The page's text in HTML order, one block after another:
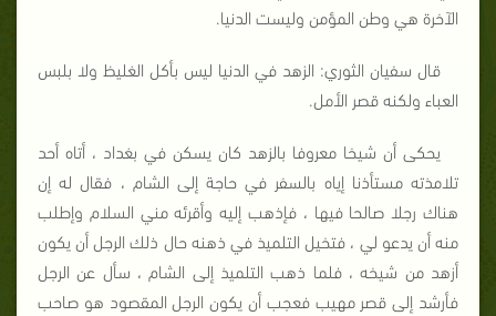
الآخرة هي وطن المؤمن وليست الدنيا.
قال سفيان الثوري: الزهد في الدنيا ليس بأكل الغليظ ولا بلبس
العباء ولكنه قصر الأمل.
يحكى أن شيخا معروفا بالزهد كان يسكن في بغداد ، أتاه أحد
تلامذته مستأذنا إياه بالسفر في حاجة إلى الشام ، فقال له إن
هناك رجلا صالحا فيها ، فإذهب إليه وأقرئه مني السلام وإطلب
منه أن يدعو لي ، فتخيل التلميذ في ذهنه حال ذلك الرجل أن يكون
أزهد من شيخه ، فلما ذهب التلميذ إلى الشام ، سأل عن الرجل
فأرشد إلى قصر مهيب فعجب أن يكون الرجل المقصود هو صاحب